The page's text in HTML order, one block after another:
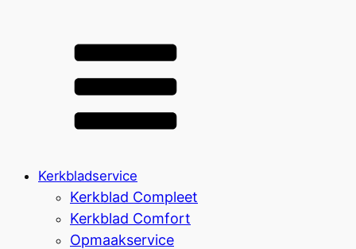
Kerkbladservice
Kerkblad Compleet
Kerkblad Comfort
Opmaakservice